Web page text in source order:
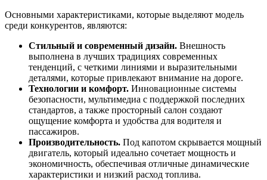
Основными характеристиками, которые выделяют модель
среди конкурентов, являются:
Стильный и современный дизайн. Внешность
выполнена в лучших традициях современных
тенденций, с четкими линиями и выразительными
деталями, которые привлекают внимание на дороге.
Технологии и комфорт. Инновационные системы
безопасности, мультимедиа с поддержкой последних
стандартов, а также просторный салон создают
ощущение комфорта и удобства для водителя и
пассажиров.
Производительность. Под капотом скрывается мощный
двигатель, который идеально сочетает мощность и
экономичность, обеспечивая отличные динамические
характеристики и низкий расход топлива.